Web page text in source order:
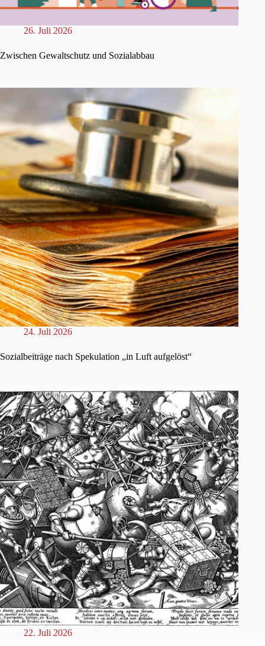
26. Juli 2026
Zwischen Gewaltschutz und Sozialabbau
24. Juli 2026
Sozialbeiträge nach Spekulation „in Luft aufgelöst“
22. Juli 2026